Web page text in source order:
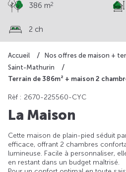
Accueil Nos offres de maison +
Saint-Mathurin
Terrain de 386m² + maison 2
386 m2
2 ch
Rèf : 2670-225560-CYC
La Maison
Cette maison de plain-pied séduit
efficace, offrant 2 chambres
lumineuse. Facile à personnaliser,
en restant dans un budget maîtrisé.